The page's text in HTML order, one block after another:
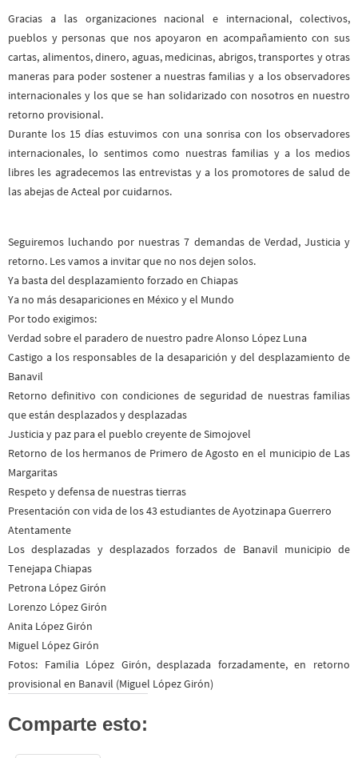
Gracias a las organizaciones nacional e internacional, colectivos,
pueblos y personas que nos apoyaron en acompañamiento con sus
cartas, alimentos, dinero, aguas, medicinas, abrigos, transportes y otras
maneras para poder sostener a nuestras familias y a los observadores
internacionales y los que se han solidarizado con nosotros en nuestro
retorno provisional.
Durante los 15 días estuvimos con una sonrisa con los observadores
internacionales, lo sentimos como nuestras familias y a los medios
libres les agradecemos las entrevistas y a los promotores de salud de
las abejas de Acteal por cuidarnos.
Seguiremos luchando por nuestras 7 demandas de Verdad, Justicia y
retorno. Les vamos a invitar que no nos dejen solos.
Ya basta del desplazamiento forzado en Chiapas
Ya no más desapariciones en México y el Mundo
Por todo exigimos:
Verdad sobre el paradero de nuestro padre Alonso López Luna
Castigo a los responsables de la desaparición y del desplazamiento de
Banavil
Retorno definitivo con condiciones de seguridad de nuestras familias
que están desplazados y desplazadas
Justicia y paz para el pueblo creyente de Simojovel
Retorno de los hermanos de Primero de Agosto en el municipio de Las
Margaritas
Respeto y defensa de nuestras tierras
Presentación con vida de los 43 estudiantes de Ayotzinapa Guerrero
Atentamente
Los desplazadas y desplazados forzados de Banavil municipio de
Tenejapa Chiapas
Petrona López Girón
Lorenzo López Girón
Anita López Girón
Miguel López Girón
Fotos: Familia López Girón, desplazada forzadamente, en retorno
provisional en Banavil (Miguel López Girón)
Comparte esto: